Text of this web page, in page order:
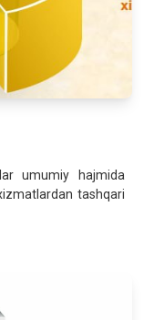
umumiy hajmida
tashqari